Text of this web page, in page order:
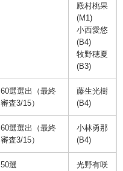
殿村桃果
(M1)
小西愛悠
(B4)
牧野穂夏
(B3)
60選選出（最終
審査3/15）
藤生光樹
(B4)
60選選出（最終
審査3/15）
小林勇那
(B4)
50選
光野有咲